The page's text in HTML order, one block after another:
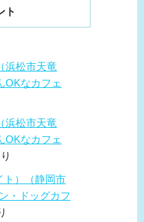
ト
浜松市天竜
OKなカフェ
浜松市天竜
OKなカフェ
ト）（静岡市
・ドッグカフ